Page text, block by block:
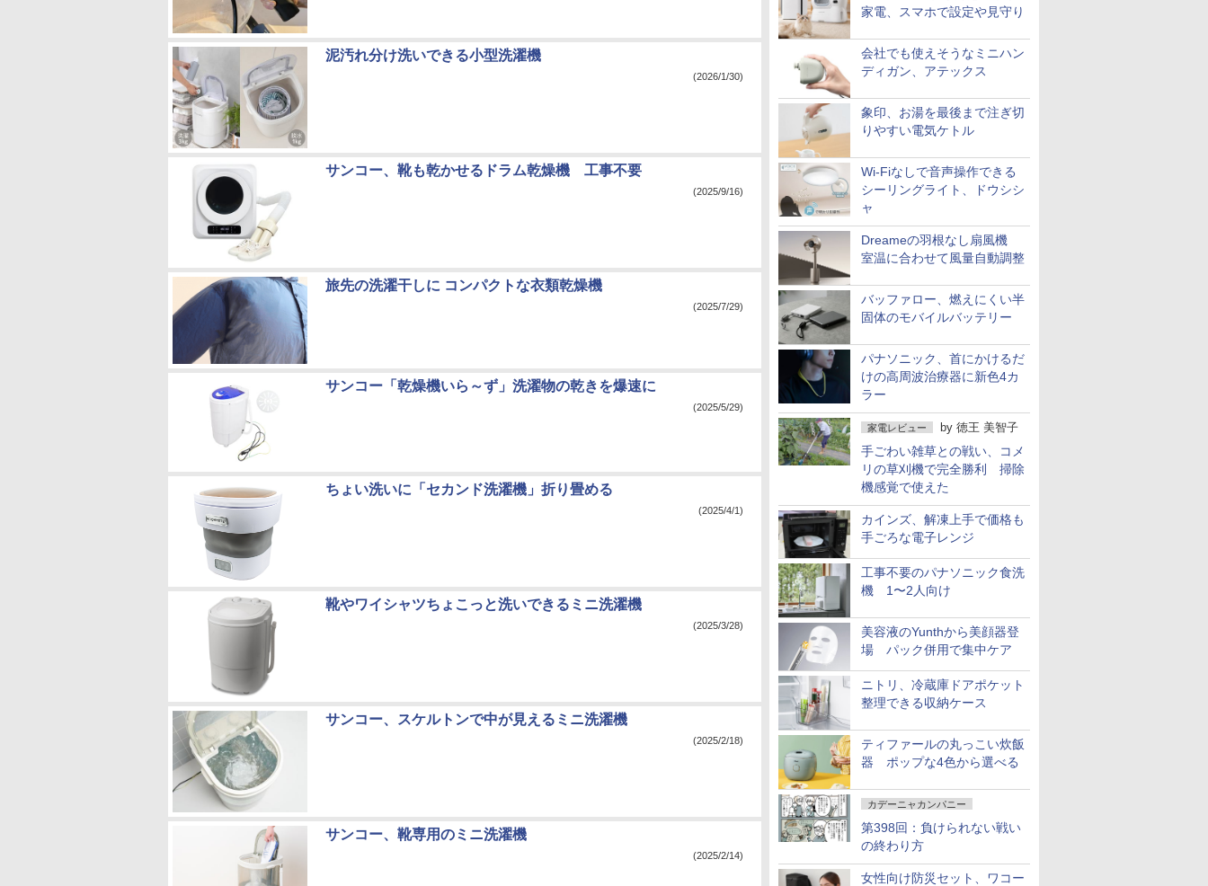
家電、スマホで設定や見守り
会社でも使えそうなミニハン
ディガン、アテックス
象印、お湯を最後まで注ぎ切
りやすい電気ケトル
Wi-Fiなしで音声操作できる
シーリングライト、ドウシシ
ャ
Dreameの羽根なし扇風機
室温に合わせて風量自動調整
バッファロー、燃えにくい半
固体のモバイルバッテリー
パナソニック、首にかけるだ
けの高周波治療器に新色4カ
ラー
家電レビュー by 徳王 美智子
手ごわい雑草との戦い、コメ
リの草刈機で完全勝利 掃除
機感覚で使えた
カインズ、解凍上手で価格も
手ごろな電子レンジ
工事不要のパナソニック食洗
機 1〜2人向け
美容液のYunthから美顔器登
場 パック併用で集中ケア
ニトリ、冷蔵庫ドアポケット
整理できる収納ケース
ティファールの丸っこい炊飯
器 ポップな4色から選べる
カデーニャカンパニー
第398回：負けられない戦い
の終わり方
女性向け防災セット、ワコー
泥汚れ分け洗いできる小型洗濯機
(2026/1/30)
サンコー、靴も乾かせるドラム乾燥機 工事不要
(2025/9/16)
旅先の洗濯干しに コンパクトな衣類乾燥機
(2025/7/29)
サンコー「乾燥機いら～ず」洗濯物の乾きを爆速に
(2025/5/29)
ちょい洗いに「セカンド洗濯機」折り畳める
(2025/4/1)
靴やワイシャツちょこっと洗いできるミニ洗濯機
(2025/3/28)
サンコー、スケルトンで中が見えるミニ洗濯機
(2025/2/18)
サンコー、靴専用のミニ洗濯機
(2025/2/14)